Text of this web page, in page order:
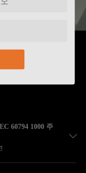
60794 1000 주